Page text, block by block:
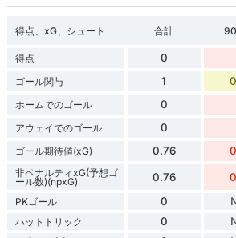
得点、xG、シュート 合計
得点
0
ゴール関与 1
ホームでのゴール 0
アウェイでのゴール 0
ゴール期待値(xG) 0.76
非ペナルティxG(予想ゴ
ール数)(npxG) 0.76
PKゴール 0
ハットトリック 0